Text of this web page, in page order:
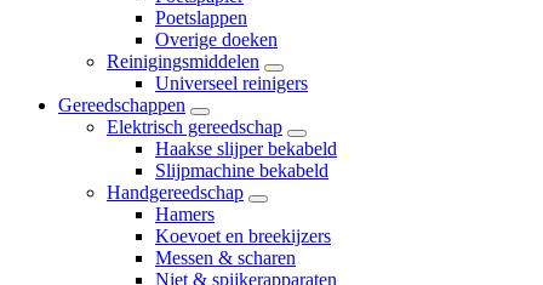
Poetslappen
Overige doeken
Reinigingsmiddelen
Universeel reinigers
Gereedschappen
Elektrisch gereedschap
Haakse slijper bekabeld
Slijpmachine bekabeld
Handgereedschap
Hamers
Koevoet en breekijzers
Messen & scharen
Niet & spijkerapparaten